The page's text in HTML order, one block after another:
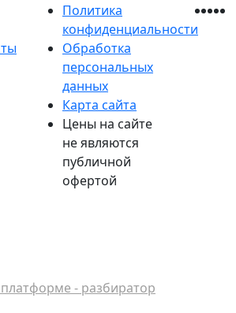
Политика
конфиденциальности
Обработка
персональных
данных
Карта сайта
Цены на сайте
не являются
публичной
офертой
- разбиратор